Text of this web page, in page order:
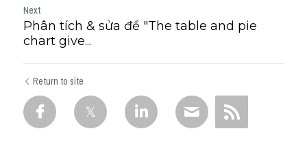
Next
Phân tích & sửa đề "The table and pie
chart give...
Return to site